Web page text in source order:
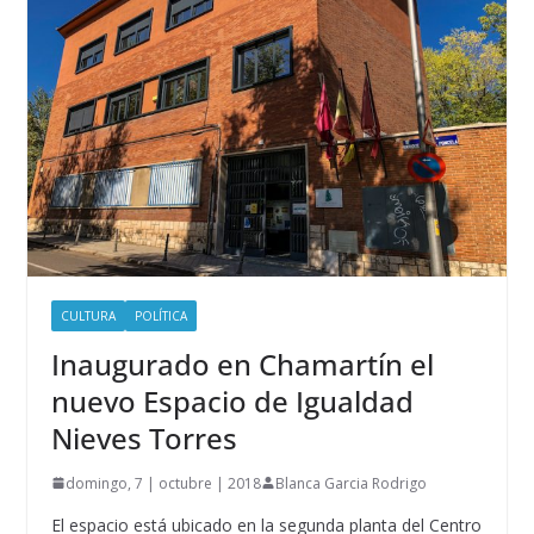
CULTURA POLÍTICA
Inaugurado en Chamartín el
nuevo Espacio de Igualdad
Nieves Torres
domingo, 7 | octubre | 2018 Blanca Garcia Rodrigo
El espacio está ubicado en la segunda planta del Centro